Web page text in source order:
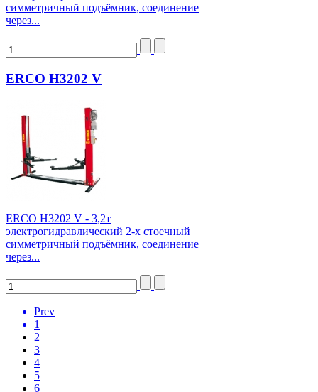
симметричный подъёмник, соединение
через...
ERCO H3202 V
ERCO H3202 V - 3,2т
электрогидравлический 2-х стоечный
симметричный подъёмник, соединение
через...
Prev
1
2
3
4
5
6